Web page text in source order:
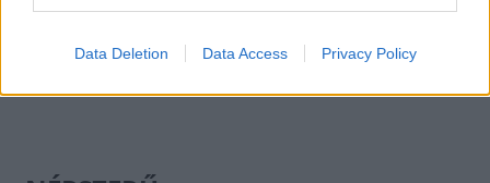
Data Deletion Data Access Privacy Policy